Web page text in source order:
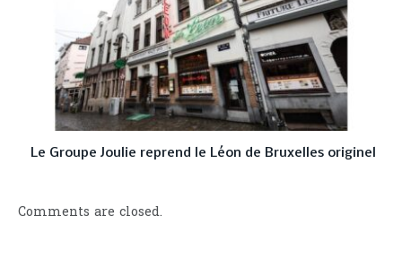
Le Groupe Joulie reprend le Léon de Bruxelles originel
Comments are closed.